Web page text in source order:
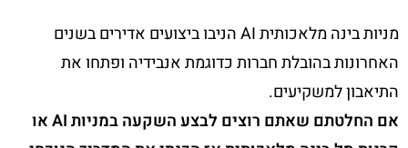
מניות בינה מלאכותית AI הניבו ביצועים אדירים בשנים
האחרונות בהובלת חברות כדוגמת אנבידיה ופתחו את
התיאבון למשקיעים.
אם החלטתם שאתם רוצים לבצע השקעה במניות AI או